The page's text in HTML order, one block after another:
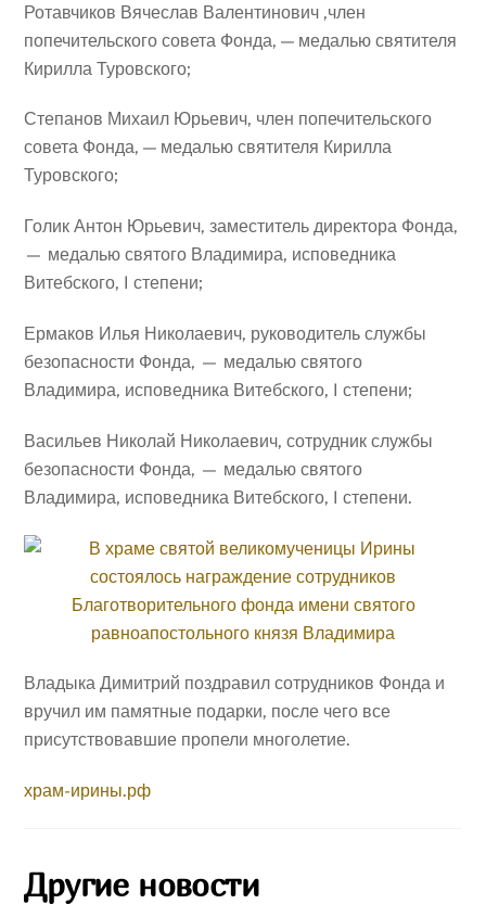
Ротавчиков Вячеслав Валентинович ,член
попечительского совета Фонда, — медалью святителя
Кирилла Туровского;
Степанов Михаил Юрьевич, член попечительского
совета Фонда, — медалью святителя Кирилла
Туровского;
Голик Антон Юрьевич, заместитель директора Фонда,
— медалью святого Владимира, исповедника
Витебского, I степени;
Ермаков Илья Николаевич, руководитель службы
безопасности Фонда, — медалью святого
Владимира, исповедника Витебского, I степени;
Васильев Николай Николаевич, сотрудник службы
безопасности Фонда, — медалью святого
Владимира, исповедника Витебского, I степени.
Владыка Димитрий поздравил сотрудников Фонда и
вручил им памятные подарки, после чего все
присутствовавшие пропели многолетие.
храм-ирины.рф
Другие новости